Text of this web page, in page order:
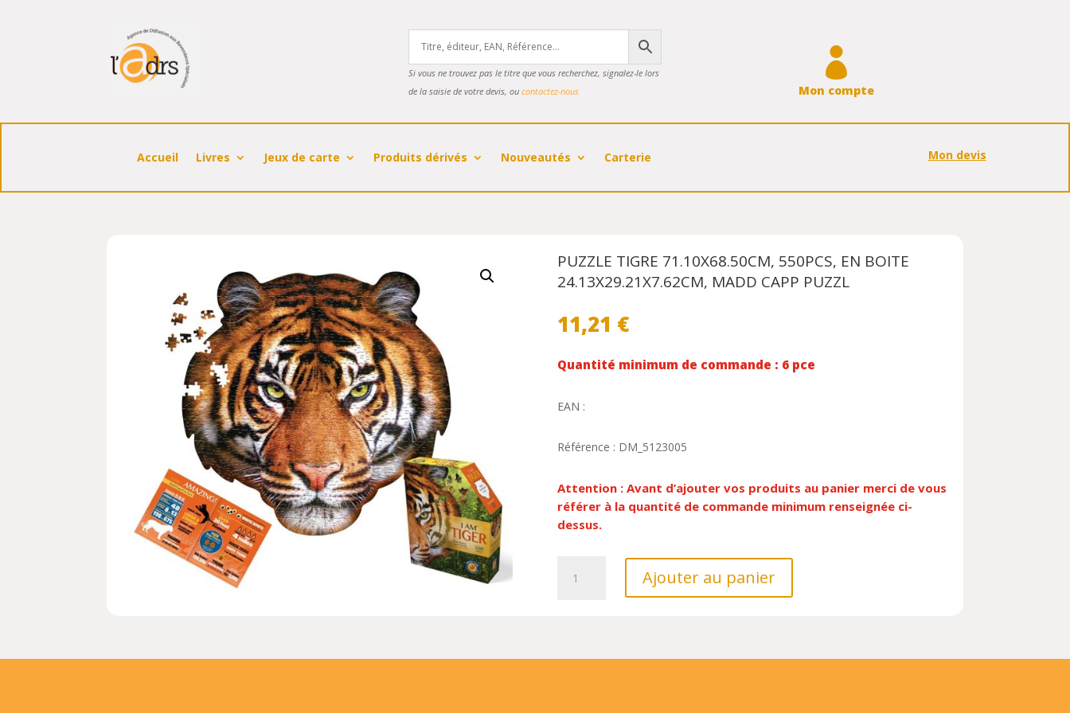
Si vous ne trouvez pas le titre que vous recherchez, signalez-le lors
de la saisie de votre devis, ou contactez-nous

Mon compte
Accueil Livres Jeux de carte Produits dérivés Nouveautés Carterie Mon devis
PUZZLE TIGRE 71.10X68.50CM, 550PCS, EN BOITE
24.13X29.21X7.62CM, MADD CAPP PUZZL
11,21 €
Quantité minimum de commande : 6 pce
EAN :
Référence : DM_5123005
Attention : Avant d’ajouter vos produits au panier merci de vous
référer à la quantité de commande minimum renseignée ci-
dessus.
550PCS,
Ajouter au panier